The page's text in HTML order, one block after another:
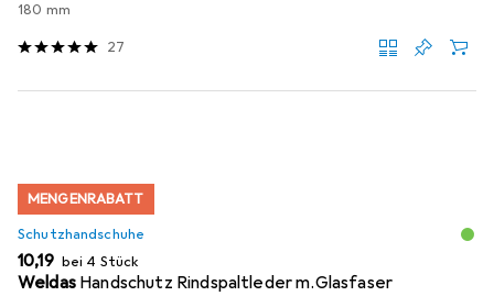
180 mm
27
MENGENRABATT
Schutzhandschuhe
EUR
10,19 bei 4 Stück
Weldas Handschutz Rindspaltleder m.Glasfaser